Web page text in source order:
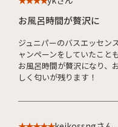
お風呂時間が贅沢に
ジュニパーのバスエッセン
ャンペーンをしていたこと
お風呂時間が贅沢になり、
しく匂いが残ります！